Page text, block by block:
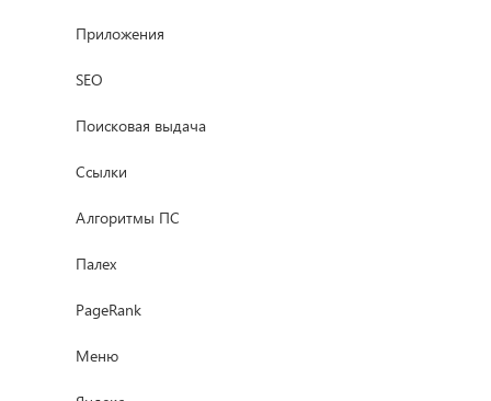
Приложения
SEO
Поисковая выдача
Ссылки
Алгоритмы ПС
Палех
PageRank
Меню